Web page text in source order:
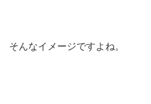
そんなイメージですよね。